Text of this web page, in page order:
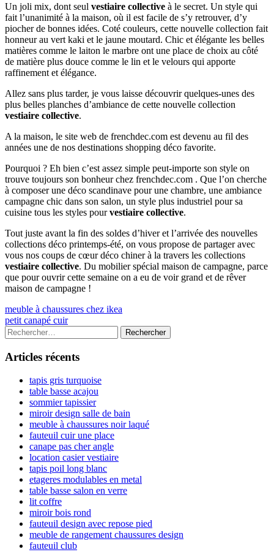
Un joli mix, dont seul vestiaire collective à le secret. Un style qui
fait l’unanimité à la maison, où il est facile de s’y retrouver, d’y
piocher de bonnes idées. Coté couleurs, cette nouvelle collection fait
honneur au vert kaki et le jaune moutard. Chic et élégante les belles
matières comme le laiton le marbre ont une place de choix au côté
de matière plus douce comme le lin et le velours qui apporte
raffinement et élégance.
Allez sans plus tarder, je vous laisse découvrir quelques-unes des
plus belles planches d’ambiance de cette nouvelle collection
vestiaire collective.
A la maison, le site web de frenchdec.com est devenu au fil des
années une de nos destinations shopping déco favorite.
Pourquoi ? Eh bien c’est assez simple peut-importe son style on
trouve toujours son bonheur chez frenchdec.com . Que l’on cherche
à composer une déco scandinave pour une chambre, une ambiance
campagne chic dans son salon, un style plus industriel pour sa
cuisine tous les styles pourvestiaire collective.
Tout juste avant la fin des soldes d’hiver et l’arrivée des nouvelles
collections déco printemps-été, on vous propose de partager avec
vous nos coups de cœur déco chiner à la travers les collections
vestiaire collective. Du mobilier spécial maison de campagne, parce
que pour ouvrir cette semaine on a eu de voir grand et de rêver
maison de campagne !
Navigation
de
l’article
Previous
article:
meuble à chaussures chez ikea
Next
article:
petit canapé cuir
Colonne
latérale
principale
Rechercher :
Articles récents
tapis gris turquoise
table basse acajou
sommier tapissier
miroir design salle de bain
meuble à chaussures noir laqué
fauteuil cuir une place
canape pas cher angle
location casier vestiaire
tapis poil long blanc
etageres modulables en metal
table basse salon en verre
lit coffre
miroir bois rond
fauteuil design avec repose pied
meuble de rangement chaussures design
fauteuil club